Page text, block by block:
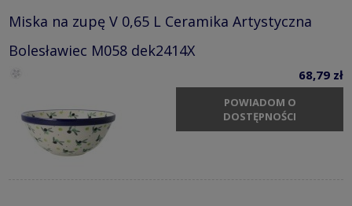
Miska na zupę V 0,65 L Ceramika Artystyczna
Bolesławiec M058 dek2414X
68,79 zł
POWIADOM O
DOSTĘPNOŚCI